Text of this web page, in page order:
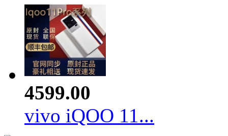
4599.00
vivo iQOO 11...